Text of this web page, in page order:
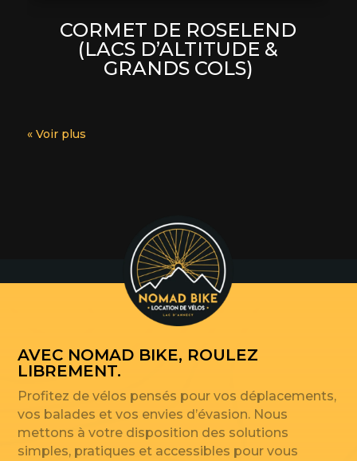
CORMET DE ROSELEND
(LACS D’ALTITUDE &
GRANDS COLS)
« Voir plus
AVEC NOMAD BIKE, ROULEZ
LIBREMENT.
Profitez de vélos pensés pour vos déplacements,
vos balades et vos envies d’évasion. Nous
mettons à votre disposition des solutions
simples, pratiques et accessibles pour vous